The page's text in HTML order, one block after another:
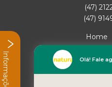
(47)
(47)
Home
Missão
Olá! Fale
Informações